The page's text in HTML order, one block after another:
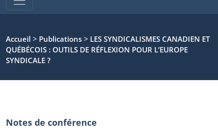
Accueil > Publications > LES SYNDICALISMES CANADIEN ET
QUÉBÉCOIS : OUTILS DE RÉFLEXION POUR L’EUROPE
SYNDICALE ?
Notes de conférence